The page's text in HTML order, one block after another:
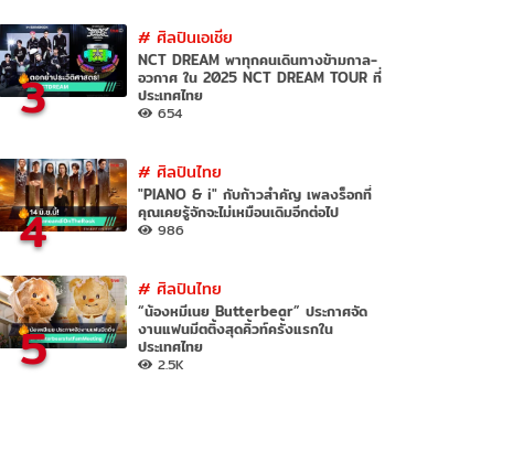
3
# ศิลปินเอเชีย
NCT DREAM พาทุกคนเดินทางข้ามกาล-
อวกาศ ใน 2025 NCT DREAM TOUR ที่
ประเทศไทย
654
4
# ศิลปินไทย
"PIANO & i" กับก้าวสำคัญ เพลงร็อกที่
คุณเคยรู้จักจะไม่เหมือนเดิมอีกต่อไป
986
5
# ศิลปินไทย
“น้องหมีเนย Butterbear” ประกาศจัด
งานแฟนมีตติ้งสุดคิ้วท์ครั้งแรกใน
ประเทศไทย
2.5K